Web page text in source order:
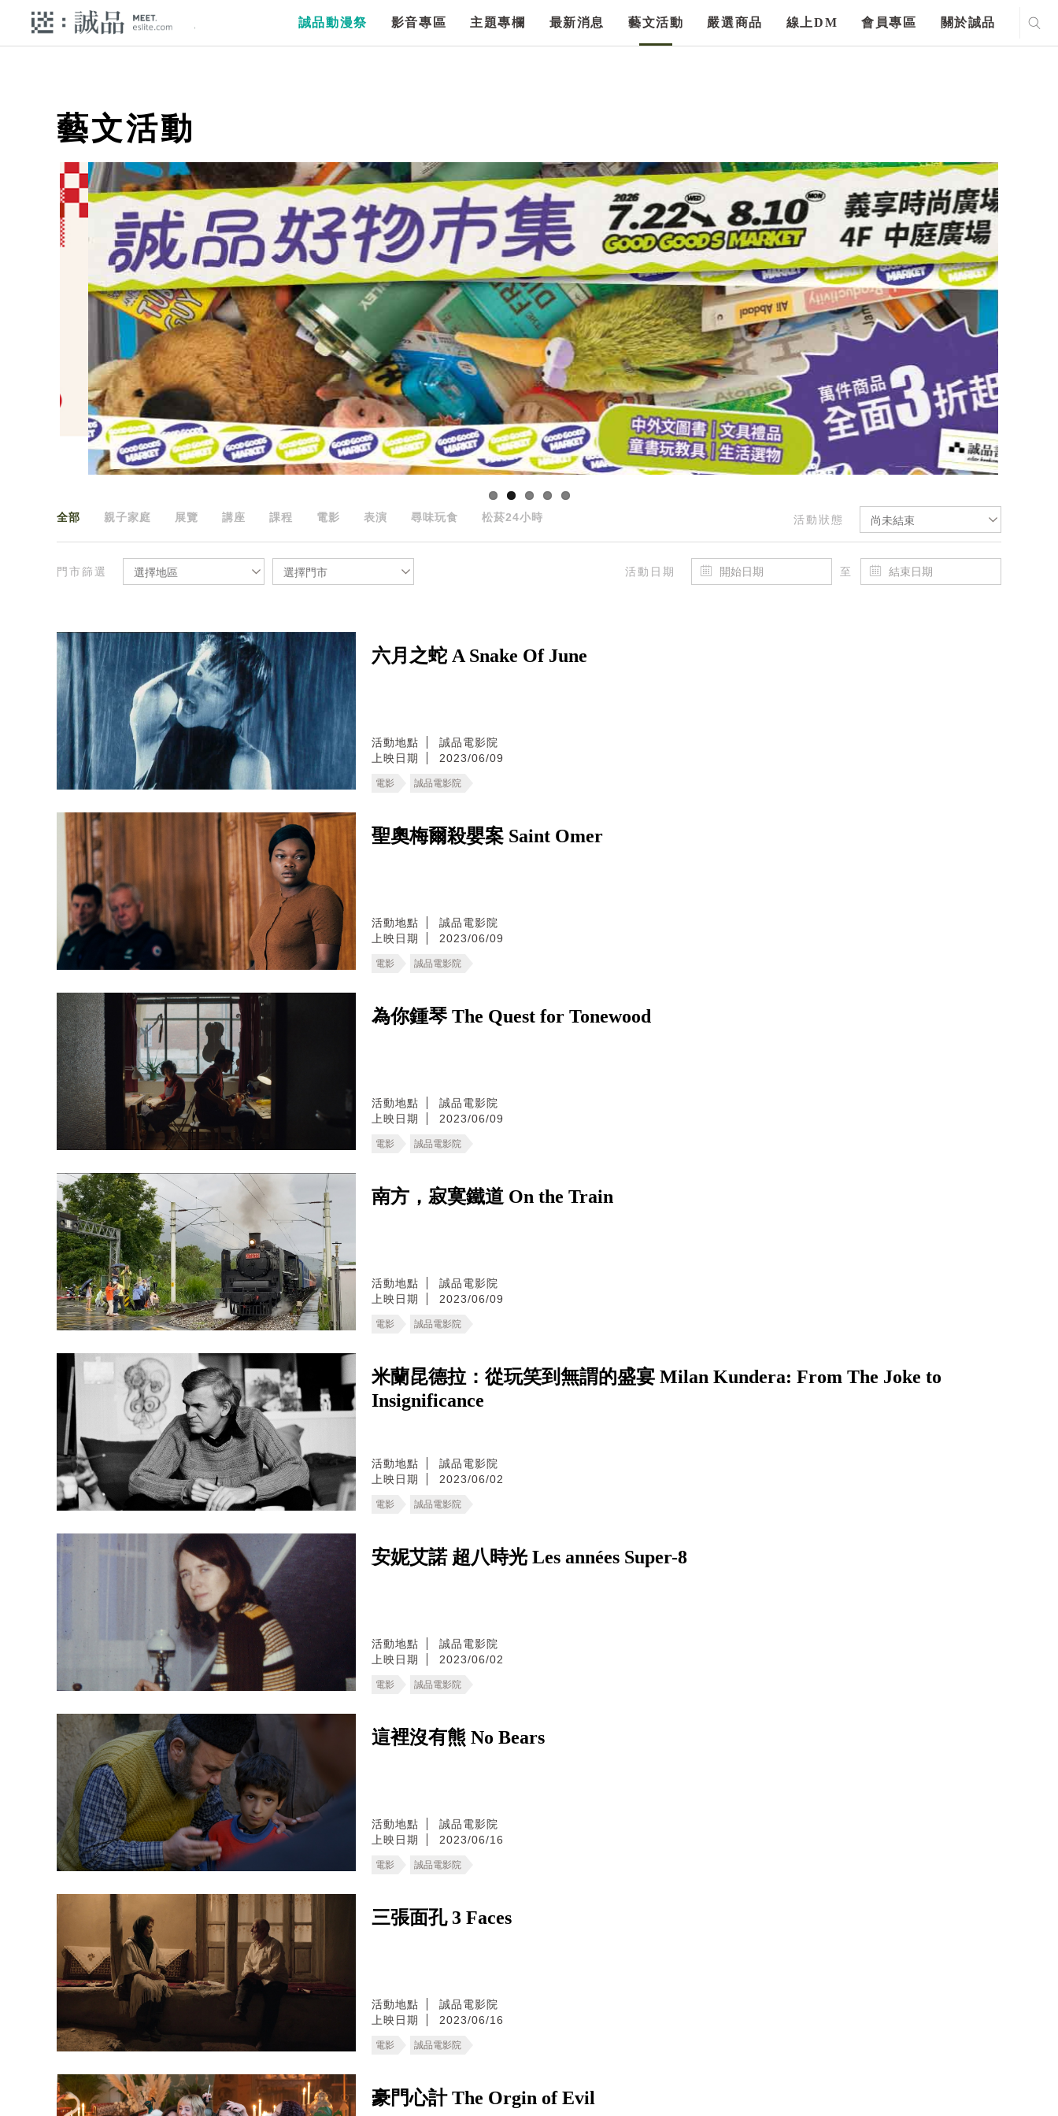
誠品動漫祭 影音專區 主題專欄 最新消息 藝文活動 嚴選商品 線上DM 會員專區 關於誠品
藝文活動
活動狀態 尚未結束
全部 親子家庭 展覽 講座 課程 電影 表演 尋味玩食 松菸24小時
門市篩選 選擇地區 選擇門市 活動日期 至
六月之蛇 A Snake Of June
活動地點
誠品電影院
上映日期
2023/06/09
電影 誠品電影院
聖奧梅爾殺嬰案 Saint Omer
活動地點
誠品電影院
上映日期
2023/06/09
電影 誠品電影院
為你鍾琴 The Quest for Tonewood
活動地點
誠品電影院
上映日期
2023/06/09
電影 誠品電影院
南方，寂寞鐵道 On the Train
活動地點
誠品電影院
上映日期
2023/06/09
電影 誠品電影院
米蘭昆德拉：從玩笑到無謂的盛宴 Milan Kundera: From The Joke to
Insignificance
活動地點
誠品電影院
上映日期
2023/06/02
電影 誠品電影院
安妮艾諾 超八時光 Les années Super-8
活動地點
誠品電影院
上映日期
2023/06/02
電影 誠品電影院
這裡沒有熊 No Bears
活動地點
誠品電影院
上映日期
2023/06/16
電影 誠品電影院
三張面孔 3 Faces
活動地點
誠品電影院
上映日期
2023/06/16
電影 誠品電影院
豪門心計 The Orgin of Evil